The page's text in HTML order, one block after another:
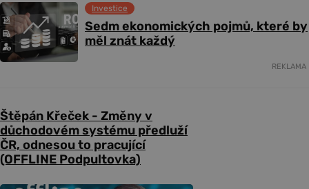
Sedm ekonomických pojmů, které by
měl znát každý
Investice
REKLAMA
Štěpán Křeček - Změny v
důchodovém systému předluží
ČR, odnesou to pracující
(OFFLINE Podpultovka)